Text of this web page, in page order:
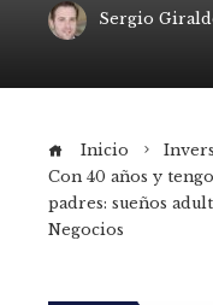
Sergio
Inicio
Con 40 años y
padres: sueños
Negocios